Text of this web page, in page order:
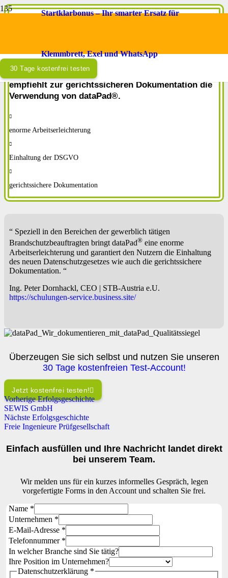
Startklarbonus – Ihr smarter Ersatz für
Klemmbrett, Exel und WhatsApp
30 Tage kostenfrei testen
STB-Austria e.U.als anerkannte Ausbildungsstätte
und Dienstleister in den Bereichen
Arbeitssicherheit und Gesundheitsschutz,
empfiehlt zur gerichtssicheren Dokumentation die
Verwendung von dataPad®.
enorme Arbeitserleichterung
Einhaltung der DSGVO
gerichtssichere Dokumentation
“ Speziell in den Bereichen der gewerblich tätigen
Brandschutzbeauftragten bringt dataPad® eine enorme
Arbeitserleichterung und garantiert den Nutzern die Einhaltung
des neuen Datenschutzgesetzes wie auch die gerichtssichere
Dokumentation. “
Ing. Peter Dornhackl, CEO | STB-Austria e.U.
https://schulungen-service.business.site/
Überzeugen Sie sich selbst und nutzen Sie unseren
30 Tage kostenfreien Test-Account!
Jetzt kostenfrei testen!
Vorherige Erfolgsgeschichte
SEWIS GmbH
Nächste Erfolgsgeschichte
Freie Ingenieure Prüfgesellschaft
Einfach ausfüllen und Ihre Nachricht landet direkt
bei unserem Team.
Wir melden uns für ein kurzes informelles Gespräch, legen
vorgefertigte Forms in den Account und schalten Sie frei.
Name *
Unternehmen *
E-Mail-Adresse *
Telefonnummer *
In welcher Branche sind Sie tätig?
Ihre Position im Unternehmen?
Datenschutzerklärung *